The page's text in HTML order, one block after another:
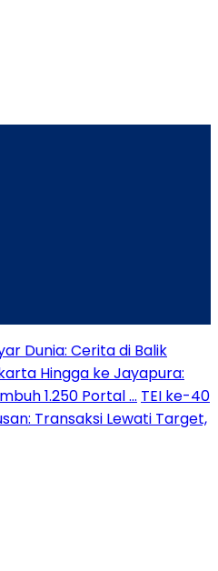
Dunia: Cerita di Balik
Hingga ke Jayapura:
1.250 Portal … TEI ke-40
Transaksi Lewati Target,